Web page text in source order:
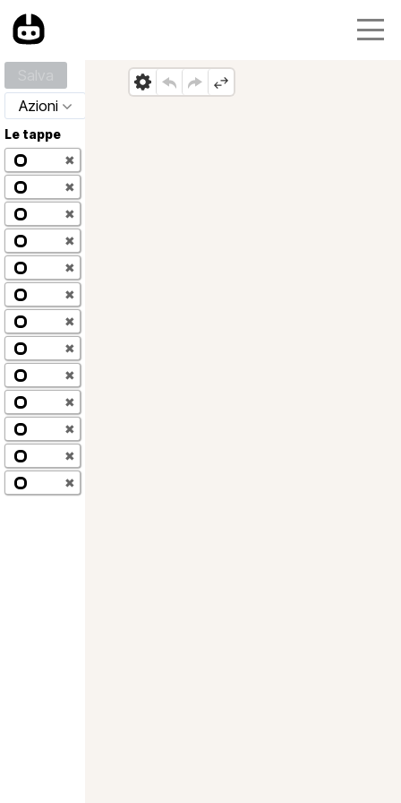
Azioni
Le tappe
✖
✖
✖
✖
✖
✖
✖
✖
✖
✖
✖
✖
✖